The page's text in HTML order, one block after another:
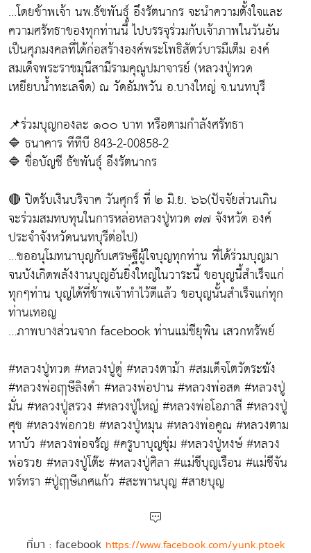
…โดยข้าพเจ้า นพ.ธัชพันธุ์ อึงรัตนากร จะนำความตั้งใจและ
ความศรัทธาของทุกท่านนี้ ไปบรรจุร่วมกับเจ้าภาพในวันอัน
เป็นศุภมงคลที่ได้ก่อสร้างองค์พระโพธิสัตว์บารมีเต็ม องค์
สมเด็จพระราชมุนีสามีรามคุณูปมาจารย์ (หลวงปู่ทวด
เหยียบน้ำทะเลจืด) ณ วัดอัมพวัน อ.บางใหญ่ จ.นนทบุรี
📌ร่วมบุญกองละ ๑๐๐ บาท หรือตามกำลังศรัทธา
🔷 ธนาคาร ทีทีบี 843-2-00858-2
🔷 ชื่อบัญชี ธัชพันธุ์ อึงรัตนากร
🔴 ปิดรับเงินบริจาค วันศุกร์ ที่ ๒ มิ.ย. ๖๖(ปัจจัยส่วนเกิน
จะร่วมสมทบทุนในการหล่อหลวงปู่ทวด ๗๗ จังหวัด องค์
ประจำจังหวัดนนทบุรีต่อไป)
…ขออนุโมทนาบุญกับเศรษฐีผู้ใจบุญทุกท่าน ที่ได้ร่วมบุญมา
จนบังเกิดพลังงานบุญอันยิ่งใหญ่ในวาระนี้ ขอบุญนี้สำเร็จแก่
ทุกๆท่าน บุญได้ที่ข้าพเจ้าทำไว้ดีแล้ว ขอบุญนั้นสำเร็จแก่ทุก
ท่านเทอญ
…ภาพบางส่วนจาก facebook ท่านแม่ชียุพิน เสวกทรัพย์
#หลวงปู่ทวด #หลวงปู่ดู่ #หลวงตาม้า #สมเด็จโตวัดระฆัง
#หลวงพ่อฤๅษีลิงดำ #หลวงพ่อปาน #หลวงพ่อสด #หลวงปู่
มั่น #หลวงปู่สรวง #หลวงปู่ใหญ่ #หลวงพ่อโอภาสี #หลวงปู่
ศุข #หลวงพ่อกวย #หลวงปู่หมุน #หลวงพ่อคูณ #หลวงตาม
หาบัว #หลวงพ่อจรัญ #ครูบาบุญชุ่ม #หลวงปู่หงษ์ #หลวง
พ่อรวย #หลวงปู่โต๊ะ #หลวงปู่ศิลา #แม่ชีบุญเรือน #แม่ชีจัน
ทร์ทรา #ปู่ฤๅษีเกศแก้ว #สะพานบุญ #สายบุญ
ที่มา : facebook https://www.facebook.com/yunk.ptoek